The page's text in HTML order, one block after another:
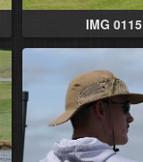
IMG 0115